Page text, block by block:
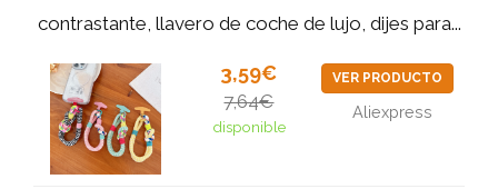
contrastante, llavero de coche de lujo, dijes para...
3,59€
7,64€
disponible
VER PRODUCTO
Aliexpress